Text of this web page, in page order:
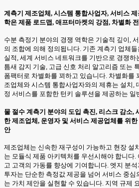
계측기 제조업체, 시스템 통합사업자, 서비스
학은 제품 로드맵, 애프터마켓의 강점, 차별화
수분 측정기 분야의 경쟁 역학은 기술적 깊이,
의 조합에 의해 정의됩니다. 기존 계측기 업체
실적, 세계 서비스 네트워크를 기반으로 경쟁하
틈새 감지 기술, 고급 신호 처리 알고리즘 또는
폼팩터로 차별화를 꾀하고 있습니다. 차별화를
조업체와 시스템 통합사업자와의 제휴는 설치,
정 서비스를 포함한 턴키 솔루션을 제공하는 일
물 절수 계측기 분야의 도입 촉진, 리스크 감소,
한 제조업체, 운영자 및 서비스 제공업체를 위
안
제조업체는 신속한 재구성이 가능하고 현장 설
는 모듈식 제품 아키텍처를 우선시해야 합니다.
고 고객의 가동률 향상에 기여합니다. 엣지 분
투자는 단순한 측정값 제공을 넘어 서비스 중심
는 가치 제안을 실현할 수 있습니다. 지역 규제